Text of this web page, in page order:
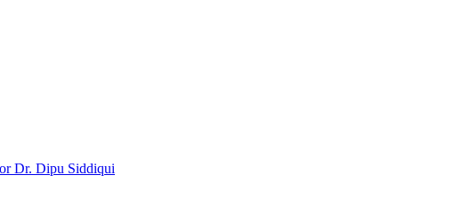
Dr. Dipu Siddiqui